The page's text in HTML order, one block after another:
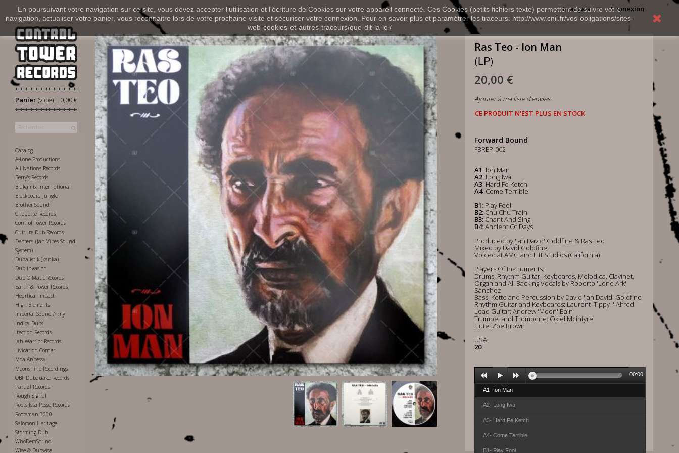
En poursuivant votre navigation sur ce site, vous devez accepter l’utilisation et l'écriture de Cookies sur votre appareil connecté. Ces Cookies (petits fichiers texte) permettent de suivre votre
navigation, actualiser votre panier, vous reconnaitre lors de votre prochaine visite et sécuriser votre connexion. Pour en savoir plus et paramétrer les traceurs: http://www.cnil.fr/vos-obligations/sites-
web-cookies-et-autres-traceurs/que-dit-la-loi/
Connexion
Français
Panier 0,00 €
|
(vide)
Catalog
A-Lone Productions
All Nations Records
Berry's Records
Blakamix International
Blackboard Jungle
Brother Sound
Chouette Records
Control Tower Records
Culture Dub Records
Debtera (Jah Vibes Sound
System)
Dubalistik (kanka)
Dub Invasion
Dub-O-Matic Records
Earth & Power Records
Heartical Impact
High Elements
Imperial Sound Army
Indica Dubs
Itection Records
Jah Warrior Records
Livication Corner
Moa Anbessa
Moonshine Recordings
OBF Dubquake Records
Partial Records
Rough Signal
Roots Ista Posse Records
Rootsman 3000
Salomon Heritage
Storming Dub
WhoDemSound
Wise & Dubwise
Ras Teo - Ion Man
(LP)
20,00 €
Ajouter à ma liste d'envies
CE PRODUIT N'EST PLUS EN STOCK
Forward Bound
FBREP-002
A1: Ion Man
A2: Long Iwa
A3: Hard Fe Ketch
A4: Come Terrible
B1: Play Fool
B2: Chu Chu Train
B3: Chant And Sing
B4: Ancient Of Days
Produced by 'Jah David' Goldfine & Ras Teo
Mixed by David Goldfine
Voiced at AMG and Litt Studios (California)
Players Of Instruments:
Drums, Rhythm Guitar, Keyboards, Melodica, Clavinet,
Organ and All Backing Vocals by Roberto 'Lone Ark'
Sánchez
Bass, Kette and Percussion by David 'Jah David' Goldfine
Rhythm Guitar and Keyboards: Laurent 'Tippy I' Alfred
Lead Guitar: Andrew 'Moon' Bain
Trumpet and Trombone: Okiel Mcintyre
Flute: Zoe Brown
USA
20
A1- Ion Man
A2- Long Iwa
A3- Hard Fe Ketch
A4- Come Terrible
B1- Play Fool
00:00